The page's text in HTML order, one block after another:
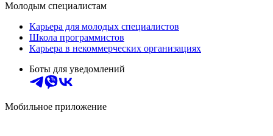
Молодым специалистам
Карьера для молодых специалистов
Школа программистов
Карьера в некоммерческих организациях
Боты для уведомлений
Мобильное приложение